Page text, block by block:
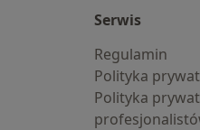
Serwis
Regulamin
Polityka
Polityka